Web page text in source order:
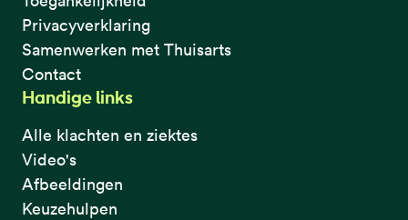
Privacyverklaring
Samenwerken met Thuisarts
Contact
Handige links
Alle klachten en ziektes
Video's
Afbeeldingen
Keuzehulpen